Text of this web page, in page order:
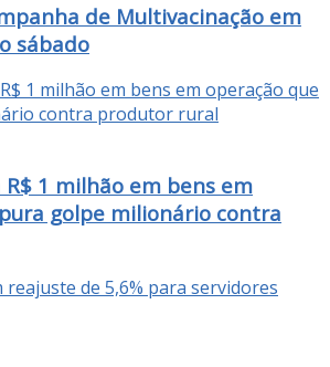
de Multivacinação em
sábado
R$ 1 milhão em bens em
golpe milionário contra